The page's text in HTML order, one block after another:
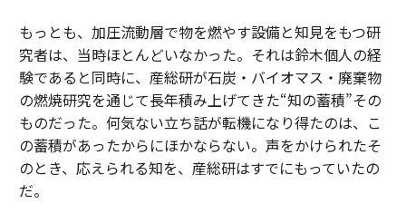
もっとも、加圧流動層で物を燃やす設備と知見をもつ研
究者は、当時ほとんどいなかった。それは鈴木個人の経
験であると同時に、産総研が石炭・バイオマス・廃棄物
の燃焼研究を通じて長年積み上げてきた“知の蓄積”その
ものだった。何気ない立ち話が転機になり得たのは、こ
の蓄積があったからにほかならない。声をかけられたそ
のとき、応えられる知を、産総研はすでにもっていたの
だ。